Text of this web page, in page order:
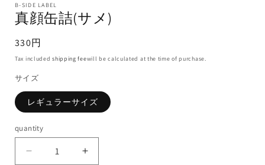
B-SIDE LABEL
真顔缶詰(サメ)
330円
Tax includedshipping feewill be calculated at the time of purchase.
サイズ
レギュラーサイズ
quantity